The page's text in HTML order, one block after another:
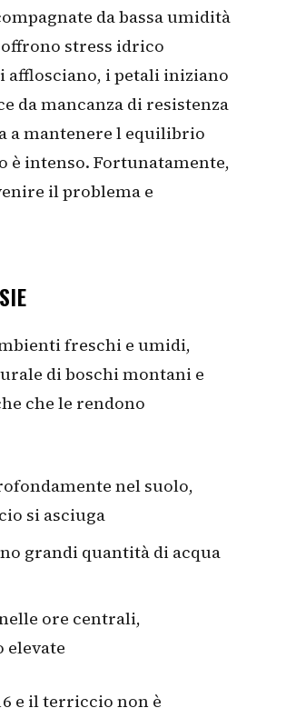
da bassa umidità
stress idrico
afflosciano, i petali iniziano
da mancanza di resistenza
a mantenere l equilibrio
è intenso. Fortunatamente,
il problema e
freschi e umidi,
di boschi montani e
che le rendono
nel suolo,
si asciuga
grandi quantità di acqua
ore centrali,
elevate
e il terriccio non è